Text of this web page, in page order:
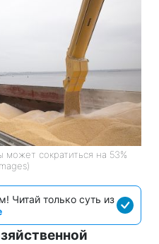
может сократиться на 53%
Читай только суть из